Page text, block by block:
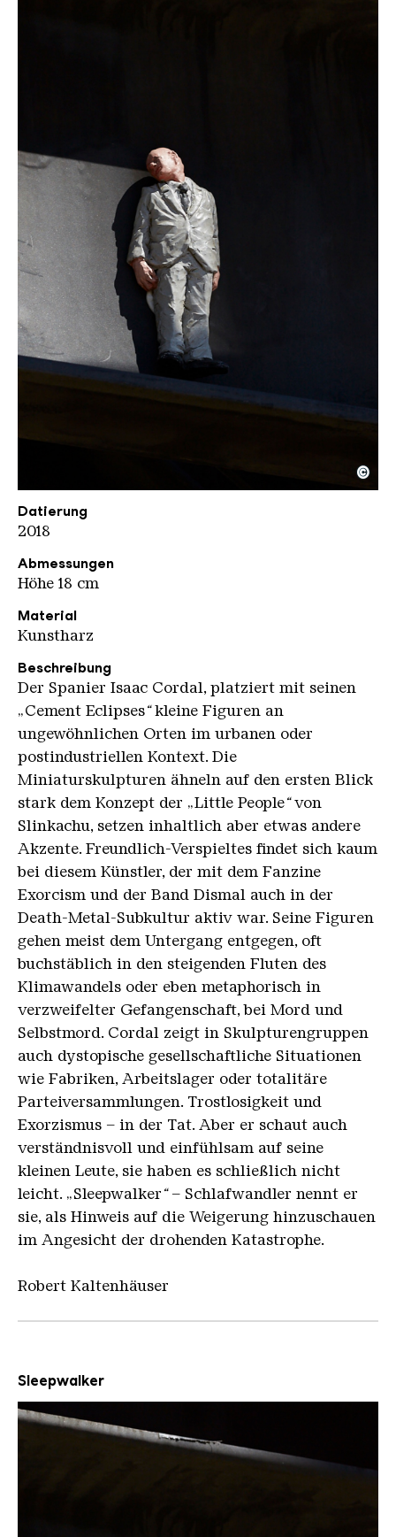
Cordal Isaac Eisentraeger
Copyright: Weltkulturerbe Völklinger Hütte / Hans
©
Datierung
2018
Abmessungen
Höhe 18 cm
Material
Kunstharz
Beschreibung
Der Spanier Isaac Cordal, platziert mit seinen
„Cement Eclipses“kleine Figuren an
ungewöhnlichen Orten im urbanen oder
postindustriellen Kontext. Die
Miniaturskulpturen ähneln auf den ersten Blick
stark dem Konzept der „Little People“von
Slinkachu, setzen inhaltlich aber etwas andere
Akzente. Freundlich-Verspieltes findet sich kaum
bei diesem Künstler, der mit dem Fanzine
Exorcism und der Band Dismal auch in der
Death-Metal-Subkultur aktiv war. Seine Figuren
gehen meist dem Untergang entgegen, oft
buchstäblich in den steigenden Fluten des
Klimawandels oder eben metaphorisch in
verzweifelter Gefangenschaft, bei Mord und
Selbstmord. Cordal zeigt in Skulpturengruppen
auch dystopische gesellschaftliche Situationen
wie Fabriken, Arbeitslager oder totalitäre
Parteiversammlungen. Trostlosigkeit und
Exorzismus – in der Tat. Aber er schaut auch
verständnisvoll und einfühlsam auf seine
kleinen Leute, sie haben es schließlich nicht
leicht. „Sleepwalker “– Schlafwandler nennt er
sie, als Hinweis auf die Weigerung hinzuschauen
im Angesicht der drohenden Katastrophe.
Robert Kaltenhäuser
Sleepwalker